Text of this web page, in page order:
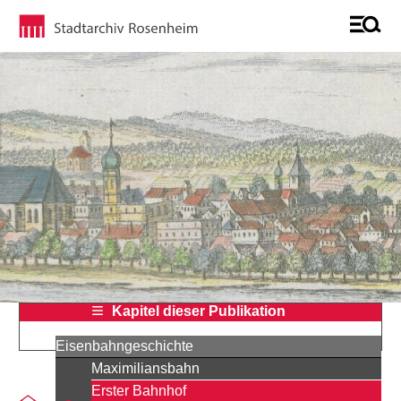
Kapitel dieser Publikation
Eisenbahngeschichte
Maximiliansbahn
Erster Bahnhof
Sie befinden sich auf der Seite "Rosenheims neues „Tor zur